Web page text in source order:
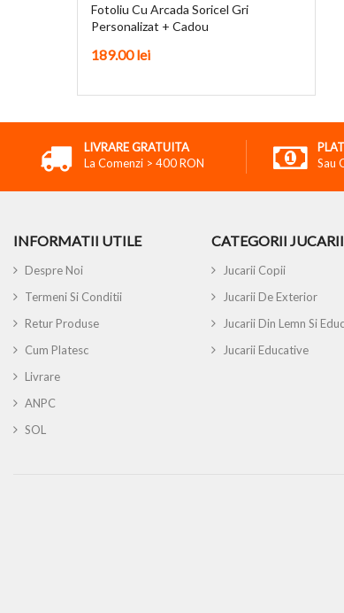
Fotoliu Cu Arcada Soricel Gri
Personalizat + Cadou
189.00 lei
LIVRARE GRATUITA
La Comenzi > 400 RON
Sau
INFORMATII UTILE
Despre Noi
Termeni Si Conditii
Retur Produse
Cum Platesc
Livrare
ANPC
SOL
CATEGORII JUCARII
Jucarii Copii
Jucarii De Exterior
Jucarii Din Lemn Si
Jucarii Educative